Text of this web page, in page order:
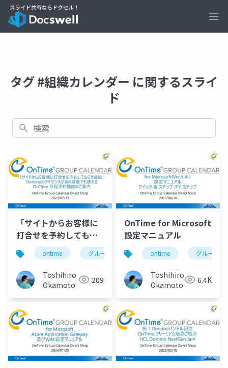
タグ #組織カレンダー に関するスライ
ド
検索
「サイトからお客様に
打合せを予約してもら
う機能」Dominoのラ
イセンスがあれば誰で
も使えるOnTime 日程
予約機能のご案内
ontime グループカレンダー 組織カレンダー
Toshihiro
Okamoto
209
OnTime for Microsoft
設定マニュアル
ontime グループ
Toshihiro
Okamoto
6.4K